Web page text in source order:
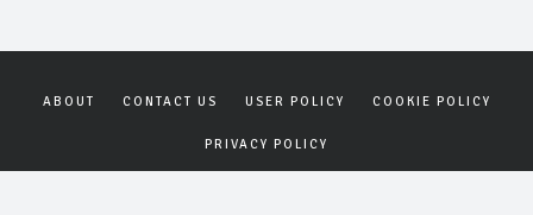
ABOUT CONTACT US USER POLICY COOKIE POLICY
PRIVACY POLICY